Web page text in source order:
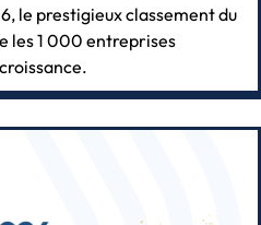
le prestigieux classement du
les 1 000 entreprises